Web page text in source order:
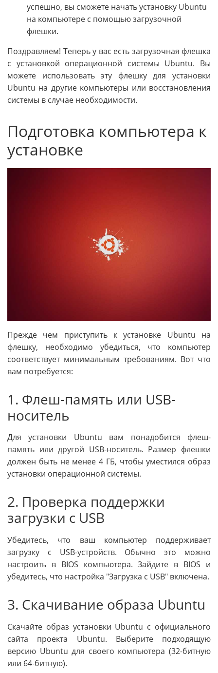
успешно, вы сможете начать установку Ubuntu
на компьютере с помощью загрузочной
флешки.
Поздравляем! Теперь у вас есть загрузочная флешка
с установкой операционной системы Ubuntu. Вы
можете использовать эту флешку для установки
Ubuntu на другие компьютеры или восстановления
системы в случае необходимости.
Подготовка компьютера к
установке
Прежде чем приступить к установке Ubuntu на
флешку, необходимо убедиться, что компьютер
соответствует минимальным требованиям. Вот что
вам потребуется:
1. Флеш-память или USB-
носитель
Для установки Ubuntu вам понадобится флеш-
память или другой USB-носитель. Размер флешки
должен быть не менее 4 ГБ, чтобы уместился образ
установки операционной системы.
2. Проверка поддержки
загрузки с USB
Убедитесь, что ваш компьютер поддерживает
загрузку с USB-устройств. Обычно это можно
настроить в BIOS компьютера. Зайдите в BIOS и
убедитесь, что настройка "Загрузка с USB" включена.
3. Скачивание образа Ubuntu
Скачайте образ установки Ubuntu с официального
сайта проекта Ubuntu. Выберите подходящую
версию Ubuntu для своего компьютера (32-битную
или 64-битную).